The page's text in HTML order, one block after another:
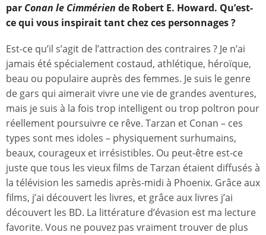
par Conan le Cimmérien de Robert E. Howard. Qu’est-
ce qui vous inspirait tant chez ces personnages?
Est-ce qu’il s’agit de l’attraction des contraires ? Je n’ai
jamais été spécialement costaud, athlétique, héroïque,
beau ou populaire auprès des femmes. Je suis le genre
de gars qui aimerait vivre une vie de grandes aventures,
mais je suis à la fois trop intelligent ou trop poltron pour
réellement poursuivre ce rêve. Tarzan et Conan – ces
types sont mes idoles – physiquement surhumains,
beaux, courageux et irrésistibles. Ou peut-être est-ce
juste que tous les vieux films de Tarzan étaient diffusés à
la télévision les samedis après-midi à Phoenix. Grâce aux
films, j’ai découvert les livres, et grâce aux livres j’ai
découvert les BD. La littérature d’évasion est ma lecture
favorite. Vous ne pouvez pas vraiment trouver de plus